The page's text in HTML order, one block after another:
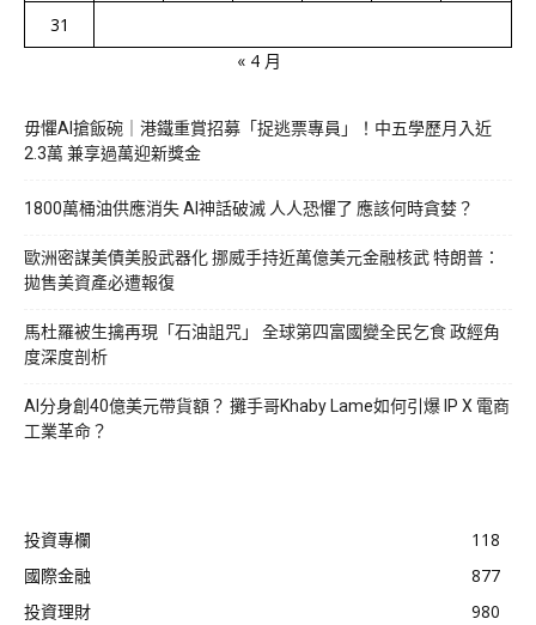
31
« 4 月
毋懼AI搶飯碗｜港鐵重賞招募「捉逃票專員」！中五學歷月入近
2.3萬 兼享過萬迎新獎金
1800萬桶油供應消失 AI神話破滅 人人恐懼了 應該何時貪婪？
歐洲密謀美債美股武器化 挪威手持近萬億美元金融核武 特朗普：
拋售美資產必遭報復
馬杜羅被生擒再現「石油詛咒」 全球第四富國變全民乞食 政經角
度深度剖析
AI分身創40億美元帶貨額？ 攤手哥Khaby Lame如何引爆 IP X 電商
工業革命？
投資專欄
118
國際金融
877
投資理財
980